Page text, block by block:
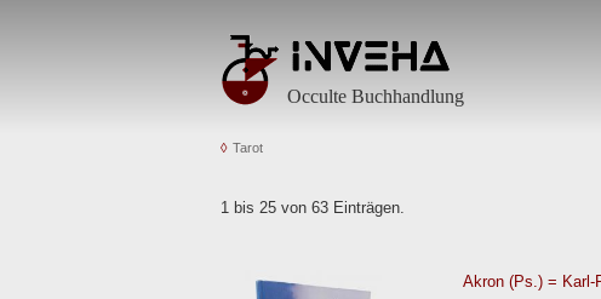
Occulte Buchhandlung
Tarot
1 bis 25 von 63 Einträgen.
Akron (Ps.) = Karl-